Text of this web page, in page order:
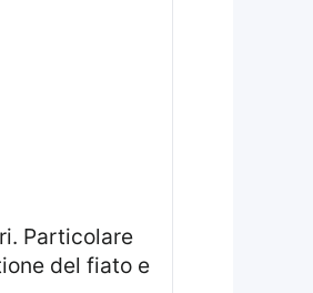
Particolare
del fiato e